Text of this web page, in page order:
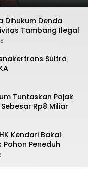
Dihukum Denda
Tambang Ilegal
Sultra
Tuntaskan Pajak
Rp8 Miliar
Kendari Bakal
Peneduh